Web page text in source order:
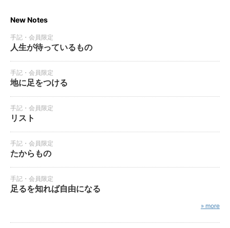
New Notes
手記・会員限定
人生が待っているもの
手記・会員限定
地に足をつける
手記・会員限定
リスト
手記・会員限定
たからもの
手記・会員限定
足るを知れば自由になる
» more